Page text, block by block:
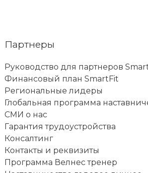
Партнеры
Руководство для партнеров
Финансовый план SmartFit
Региональные лидеры
Глобальная программа
СМИ о нас
Гарантия трудоустройства
Консалтинг
Контакты и реквизиты
Программа Велнес тренер